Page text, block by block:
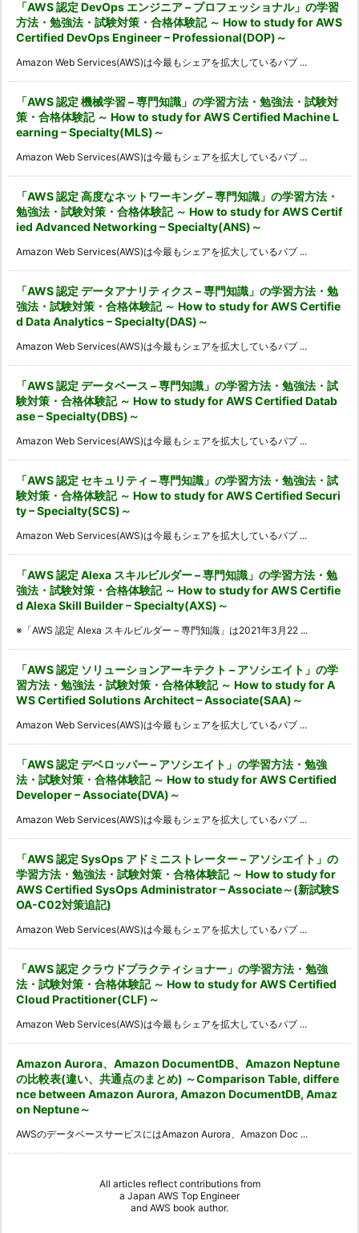
「AWS 認定 DevOps エンジニア – プロフェッショナル」の学習
方法・勉強法・試験対策・合格体験記 ～ How to study for AWS
Certified DevOps Engineer – Professional(DOP)～
Amazon Web Services(AWS)は今最もシェアを拡大しているパブ ...
「AWS 認定 機械学習 – 専門知識」の学習方法・勉強法・試験対
策・合格体験記 ～ How to study for AWS Certified Machine L
earning – Specialty(MLS)～
Amazon Web Services(AWS)は今最もシェアを拡大しているパブ ...
「AWS 認定 高度なネットワーキング – 専門知識」の学習方法・
勉強法・試験対策・合格体験記 ～ How to study for AWS Certif
ied Advanced Networking – Specialty(ANS)～
Amazon Web Services(AWS)は今最もシェアを拡大しているパブ ...
「AWS 認定 データアナリティクス – 専門知識」の学習方法・勉
強法・試験対策・合格体験記 ～ How to study for AWS Certifie
d Data Analytics – Specialty(DAS)～
Amazon Web Services(AWS)は今最もシェアを拡大しているパブ ...
「AWS 認定 データベース – 専門知識」の学習方法・勉強法・試
験対策・合格体験記 ～ How to study for AWS Certified Datab
ase – Specialty(DBS)～
Amazon Web Services(AWS)は今最もシェアを拡大しているパブ ...
「AWS 認定 セキュリティ – 専門知識」の学習方法・勉強法・試
験対策・合格体験記 ～ How to study for AWS Certified Securi
ty – Specialty(SCS)～
Amazon Web Services(AWS)は今最もシェアを拡大しているパブ ...
「AWS 認定 Alexa スキルビルダー – 専門知識」の学習方法・勉
強法・試験対策・合格体験記 ～ How to study for AWS Certifie
d Alexa Skill Builder – Specialty(AXS)～
※「AWS 認定 Alexa スキルビルダー – 専門知識」は2021年3月22 ...
「AWS 認定 ソリューションアーキテクト – アソシエイト」の学
習方法・勉強法・試験対策・合格体験記 ～ How to study for A
WS Certified Solutions Architect – Associate(SAA)～
Amazon Web Services(AWS)は今最もシェアを拡大しているパブ ...
「AWS 認定 デベロッパー – アソシエイト」の学習方法・勉強
法・試験対策・合格体験記 ～ How to study for AWS Certified
Developer – Associate(DVA)～
Amazon Web Services(AWS)は今最もシェアを拡大しているパブ ...
「AWS 認定 SysOps アドミニストレーター – アソシエイト」の
学習方法・勉強法・試験対策・合格体験記 ～ How to study for
AWS Certified SysOps Administrator – Associate～(新試験S
OA-C02対策追記)
Amazon Web Services(AWS)は今最もシェアを拡大しているパブ ...
「AWS 認定 クラウドプラクティショナー」の学習方法・勉強
法・試験対策・合格体験記 ～ How to study for AWS Certified
Cloud Practitioner(CLF)～
Amazon Web Services(AWS)は今最もシェアを拡大しているパブ ...
Amazon Aurora、Amazon DocumentDB、Amazon Neptune
の比較表(違い、共通点のまとめ) ～Comparison Table, differe
nce between Amazon Aurora, Amazon DocumentDB, Amaz
on Neptune～
AWSのデータベースサービスにはAmazon Aurora、Amazon Doc ...
All articles reflect contributions from
a Japan AWS Top Engineer
and AWS book author.